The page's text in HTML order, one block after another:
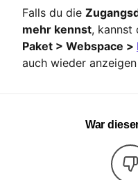
Falls du die
mehr kennst, kannst
Paket > Webspace >
auch wieder anzeigen
War